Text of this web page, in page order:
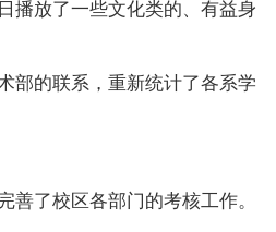
放了一些文化类的、有益身
的联系，重新统计了各系学
了校区各部门的考核工作。